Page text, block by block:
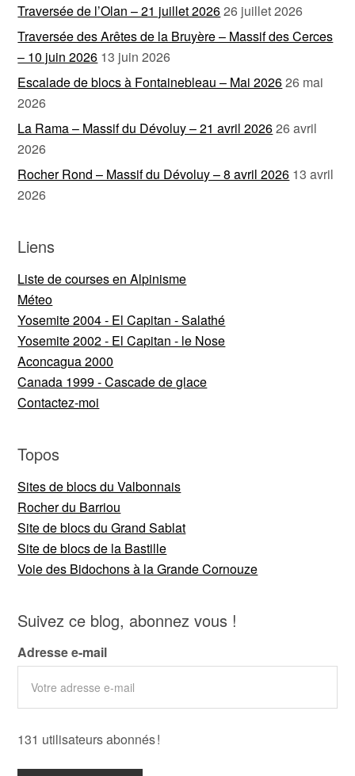
Traversée de l’Olan – 21 juillet 202626 juillet 2026
Traversée des Arêtes de la Bruyère – Massif des Cerces
– 10 juin 2026 13 juin 2026
Escalade de blocs à Fontainebleau – Mai 202626 mai
2026
La Rama – Massif du Dévoluy – 21 avril 202626 avril
2026
Rocher Rond – Massif du Dévoluy – 8 avril 2026 13 avril
2026
Liens
Liste de courses en Alpinisme
Méteo
Yosemite 2004 - El Capitan - Salathé
Yosemite 2002 - El Capitan - le Nose
Aconcagua 2000
Canada 1999 - Cascade de glace
Contactez-moi
Topos
Sites de blocs du Valbonnais
Rocher du Barriou
Site de blocs du Grand Sablat
Site de blocs de la Bastille
Voie des Bidochons à la Grande Cornouze
Suivez ce blog, abonnez vous !
Adresse e-mail
131 utilisateurs abonnés !